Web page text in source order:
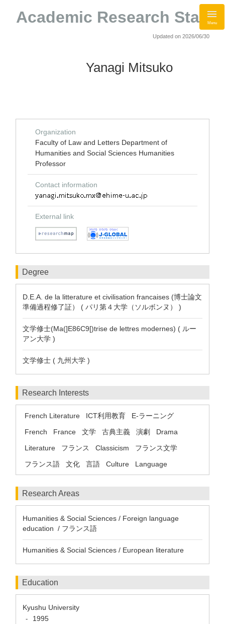
Academic Research StaffMenu
Updated on 2026/06/30
Yanagi Mitsuko
Organization
Faculty of Law and Letters Department of
Humanities and Social Sciences Humanities
Professor
Contact information
External link
Degree
D.E.A. de la litterature et civilisation francaises (博士論文
準備過程修了証） ( パリ第４大学（ソルボンヌ） )
文学修士(Ma(]E86C9[)trise de lettres modernes) ( ルー
アン大学 )
文学修士 ( 九州大学 )
Research Interests
French Literature ICT利用教育
E-ラーニング
French
France 文学 古典主義 演劇
Drama
Literature
フランス Classicism
フランス文学
フランス語
文化 言語 Culture Language
Research Areas
Humanities & Social Sciences / Foreign language
education / フランス語
Humanities & Social Sciences / European literature
Education
Kyushu University
-
1995